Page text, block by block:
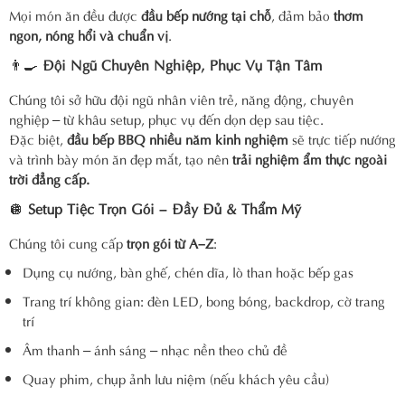
Mọi món ăn đều được đầu bếp nướng tại chỗ, đảm bảo thơm
ngon, nóng hổi và chuẩn vị.
👨‍🍳 Đội Ngũ Chuyên Nghiệp, Phục Vụ Tận Tâm
Chúng tôi sở hữu đội ngũ nhân viên trẻ, năng động, chuyên
nghiệp – từ khâu setup, phục vụ đến dọn dẹp sau tiệc.
Đặc biệt, đầu bếp BBQ nhiều năm kinh nghiệm sẽ trực tiếp nướng
và trình bày món ăn đẹp mắt, tạo nêntrải nghiệm ẩm thực ngoài
trời đẳng cấp.
🪩 Setup Tiệc Trọn Gói – Đầy Đủ & Thẩm Mỹ
Chúng tôi cung cấptrọn gói từ A–Z:
Dụng cụ nướng, bàn ghế, chén dĩa, lò than hoặc bếp gas
Trang trí không gian: đèn LED, bong bóng, backdrop, cờ trang
trí
Âm thanh – ánh sáng – nhạc nền theo chủ đề
Quay phim, chụp ảnh lưu niệm (nếu khách yêu cầu)